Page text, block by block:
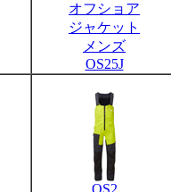
オフショア
ジャケット
メンズ
OS25J
OS2